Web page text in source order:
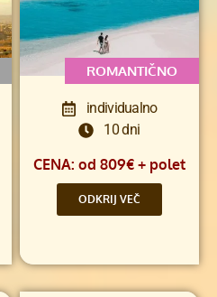
ROMANTIČNO
individualno
10 dni
CENA: od 809€ + polet
ODKRIJ VEČ